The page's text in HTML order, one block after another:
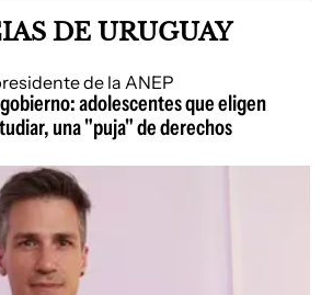
DE URUGUAY
adolescentes que eligen
una "puja" de derechos